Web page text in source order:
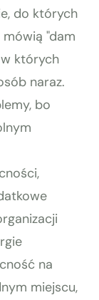
do których
"dam
w których
naraz.
bo
na
miejscu,